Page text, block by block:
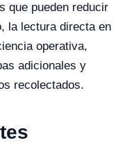
que pueden reducir
la lectura directa en
operativa,
adicionales y
recolectados.